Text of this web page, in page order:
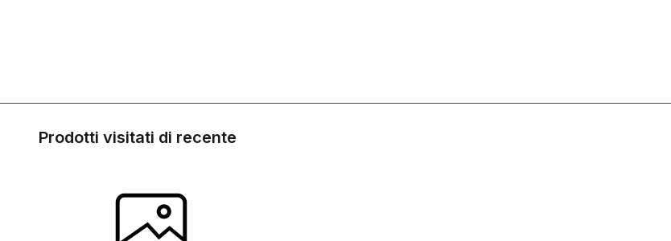
Prodotti visitati di recente